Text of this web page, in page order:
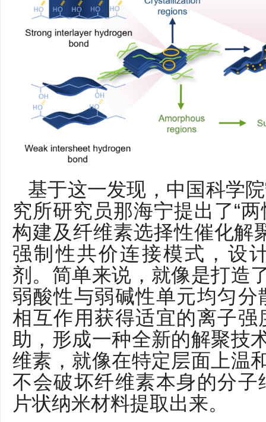
基于这一发现，中国科学
究所研究员那海宁提出了“
构建及纤维素选择性催化解
强制性共价连接模式，设
剂。简单来说，就像是打造
弱酸性与弱碱性单元均匀
相互作用获得适宜的离子
助，形成一种全新的解聚技
维素，就像在特定层面上温
不会破坏纤维素本身的分
片状纳米材料提取出来。